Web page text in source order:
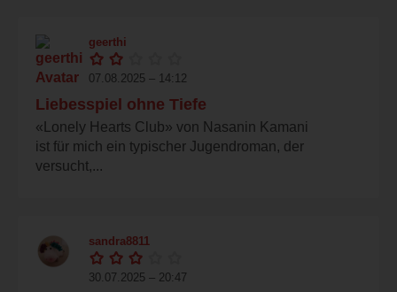
geerthi
07.08.2025 – 14:12
Liebesspiel ohne Tiefe
«Lonely Hearts Club» von Nasanin Kamani
ist für mich ein typischer Jugendroman, der
versucht,...
sandra8811
30.07.2025 – 20:47